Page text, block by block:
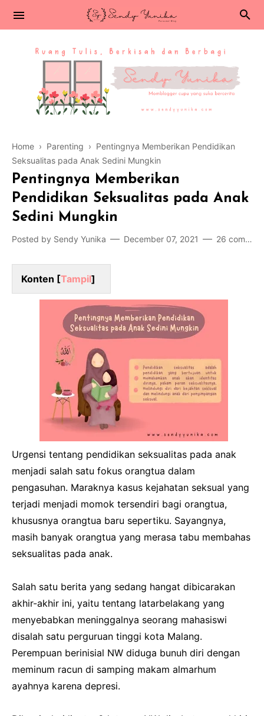
Home › Parenting › Pentingnya Memberikan Pendidikan
Seksualitas pada Anak Sedini Mungkin
Pentingnya Memberikan
Pendidikan Seksualitas pada Anak
Sedini Mungkin
Posted by Sendy Yunika December 07, 2021 26 comments
Konten [Tampil]
Urgensi tentang pendidikan seksualitas pada anak
menjadi salah satu fokus orangtua dalam
pengasuhan. Maraknya kasus kejahatan seksual yang
terjadi menjadi momok tersendiri bagi orangtua,
khususnya orangtua baru sepertiku. Sayangnya,
masih banyak orangtua yang merasa tabu membahas
seksualitas pada anak.
Salah satu berita yang sedang hangat dibicarakan
akhir-akhir ini, yaitu tentang latarbelakang yang
menyebabkan meninggalnya seorang mahasiswi
disalah satu perguruan tinggi kota Malang.
Perempuan berinisial NW diduga bunuh diri dengan
meminum racun di samping makam almarhum
ayahnya karena depresi.